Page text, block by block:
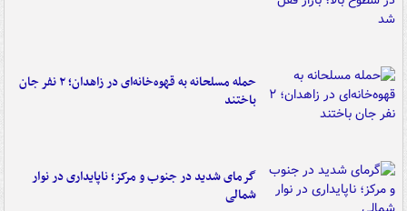
حمله مسلحانه به قهوه‌خانه‌ای در زاهدان؛ ۲ نفر جان
باختند
گرمای شدید در جنوب و مرکز؛ ناپایداری در نوار
شمالی